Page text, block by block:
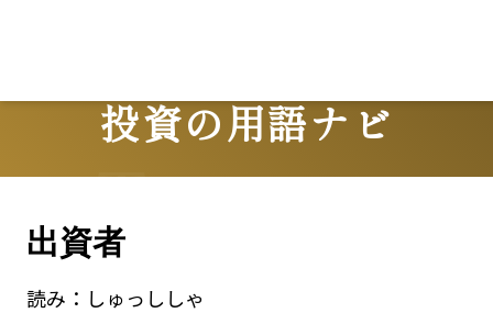
投資の用語ナビ
Terms
出資者
読み： しゅっししゃ